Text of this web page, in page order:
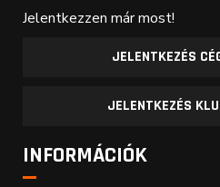
Jelentkezzen már most!
JELENTKEZÉS
JELENTKEZÉS
INFORMÁCIÓK